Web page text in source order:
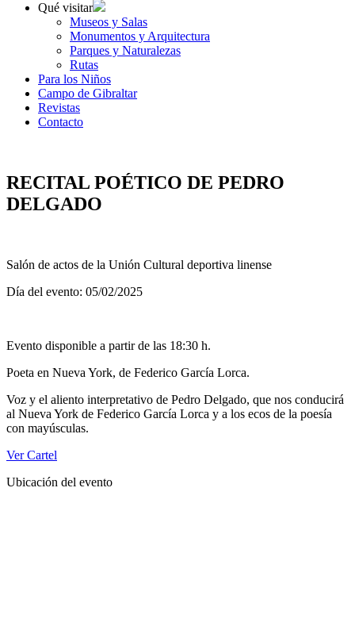
Qué visitar
Museos y Salas
Monumentos y Arquitectura
Parques y Naturalezas
Rutas
Para los Niños
Campo de Gibraltar
Revistas
Contacto
RECITAL POÉTICO DE PEDRO
DELGADO
Salón de actos de la Unión Cultural deportiva linense
Día del evento: 05/02/2025
Evento disponible a partir de las 18:30 h.
Poeta en Nueva York, de Federico García Lorca.
Voz y el aliento interpretativo de Pedro Delgado, que nos conducirá
al Nueva York de Federico García Lorca y a los ecos de la poesía
con mayúsculas.
Ver Cartel
Ubicación del evento